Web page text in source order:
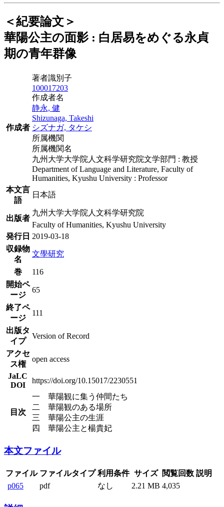
＜紀要論文＞
華陽公主の面影 : 白居易をめぐる永貞
期の青年群像
作成者
著者識別子
100017203
作成者名
静永, 健
Shizunaga, Takeshi
シズナガ, タケシ
所属機関
所属機関名
九州大学大学院人文科学研究院文学部門 : 教授
Department of Language and Literature, Faculty of
Humanities, Kyushu University : Professor
本文言
語
日本語
出版者
九州大学大学院人文科学研究院
Faculty of Humanities, Kyushu University
発行日 2019-03-18
収録物
名
文學研究
巻
116
開始ペ
ージ
65
終了ペ
ージ
111
出版タ
イプ
Version of Record
アクセ
ス権
open access
JaLC
DOI
https://doi.org/10.15017/2230551
目次
一 華陽観に集う仲間たち
二 華陽観のある場所
三 華陽公主の生涯
四 華陽公主と楊貴妃
本文ファイル
ファイル ファイルタイプ 利用条件 サイズ 閲覧回数 説明
p065
pdf なし 2.21 MB 4,035